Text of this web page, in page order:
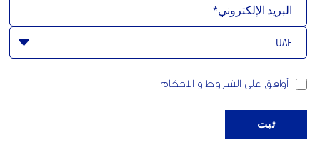
أوافق على الشروط و الاحكام
ثبت